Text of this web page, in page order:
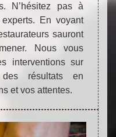
N’hésitez pas à
En voyant
sauront
Nous vous
interventions sur
résultats en
et vos attentes.